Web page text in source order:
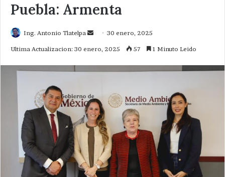
Puebla: Armenta
Ing. Antonio Tlatelpa
Send30 enero, 2025
Ultima Actualizacion: 30 enero, 2025 57 1 Minuto Leido